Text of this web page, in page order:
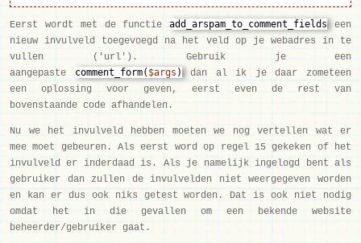
Eerst wordt met de functieadd_arspam_to_comment_fields een
nieuw invulveld toegevoegd na het veld op je webadres in te
vullen ('url'). Gebruik je een
aangepaste
comment_form( $args )
dan al ik je daar zometeen
een oplossing voor geven, eerst even de rest van
bovenstaande code afhandelen.
Nu we het invulveld hebben moeten we nog vertellen wat er
mee moet gebeuren. Als eerst word op regel 15 gekeken of het
invulveld er inderdaad is. Als je namelijk ingelogd bent als
gebruiker dan zullen de invulvelden niet weergegeven worden
en kan er dus ook niks getest worden. Dat is ook niet nodig
omdat het in die gevallen om een bekende website
beheerder/gebruiker gaat.